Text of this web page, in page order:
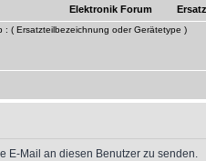
Elektronik Forum
: ( Ersatzteilbezeichnung oder Gerätetype )
E-Mail an diesen Benutzer zu senden.